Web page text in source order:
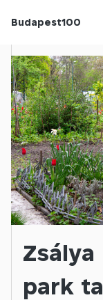
Budapest100
park